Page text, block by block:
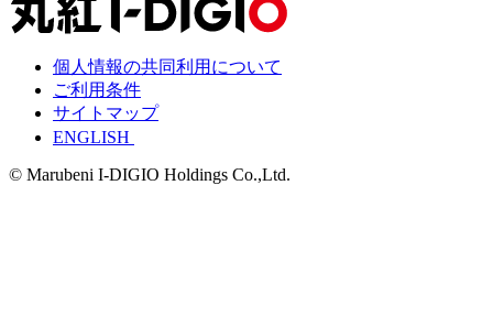
個人情報の共同利用について
ご利用条件
サイトマップ
ENGLISH
© Marubeni I-DIGIO Holdings Co.,Ltd.